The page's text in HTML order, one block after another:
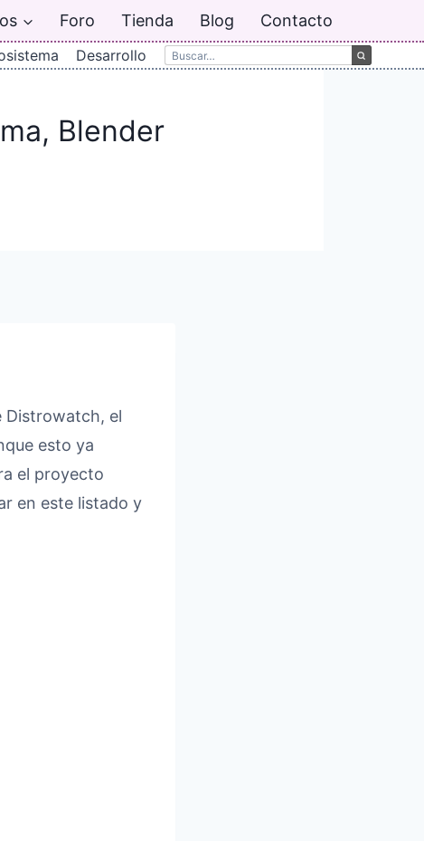
Foro Tienda Blog Contacto
Desarrollo
Blender
Distrowatch, el
esto ya
el proyecto
en este listado y